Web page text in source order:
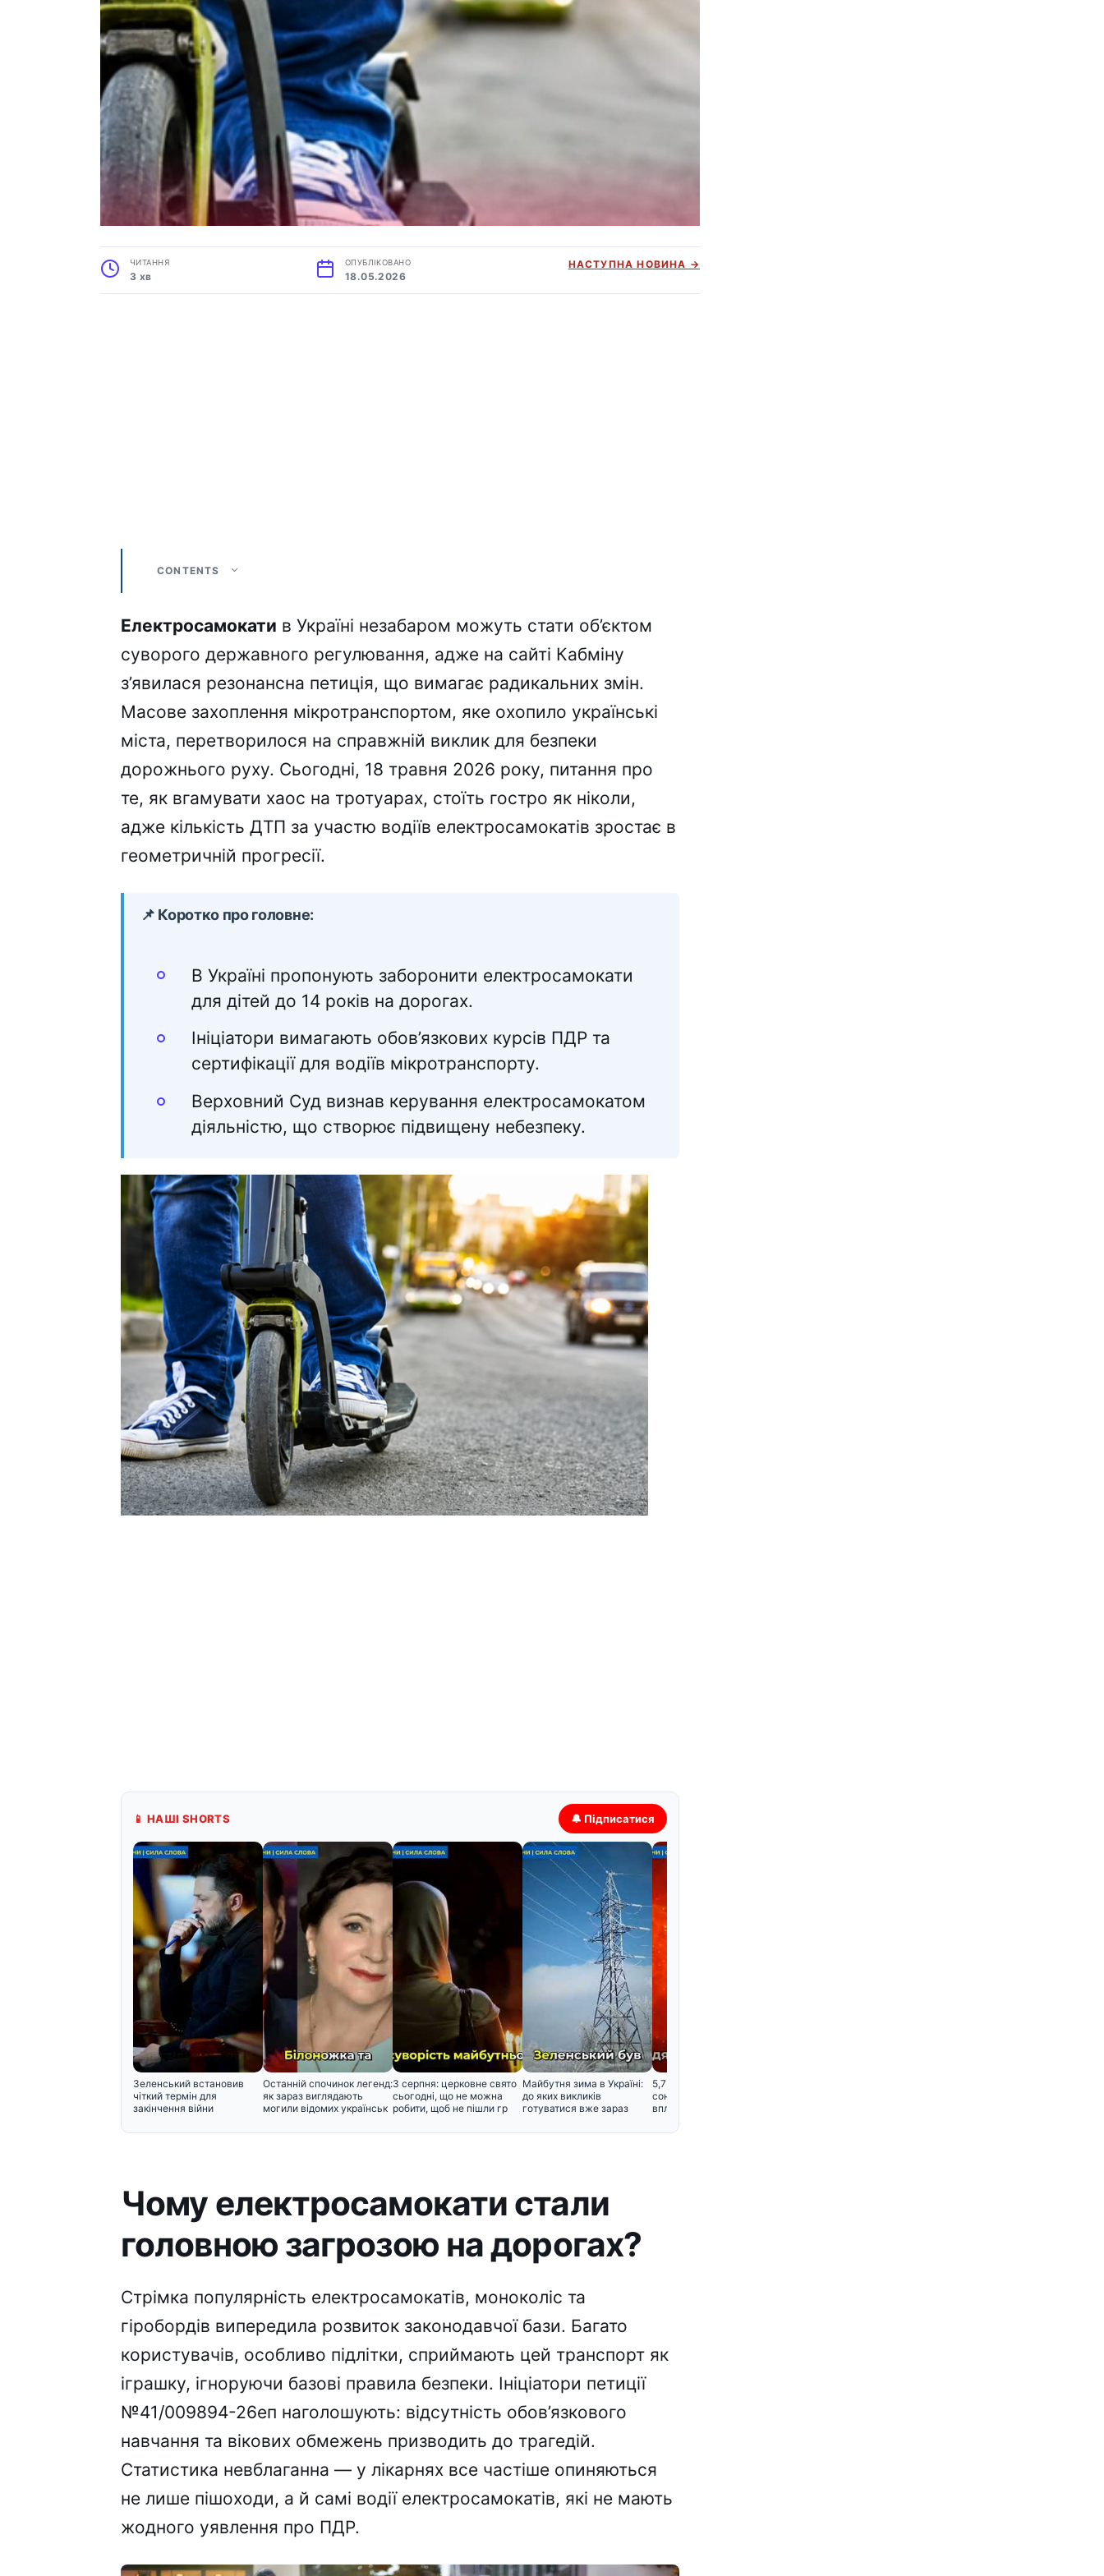
ЧИТАННЯ
3 хв
ОПУБЛІКОВАНО
18.05.2026
НАСТУПНА НОВИНА →
CONTENTS
Електросамокати в Україні незабаром можуть стати об’єктом
суворого державного регулювання, адже на сайті Кабміну
з’явилася резонансна петиція, що вимагає радикальних змін.
Масове захоплення мікротранспортом, яке охопило українські
міста, перетворилося на справжній виклик для безпеки
дорожнього руху. Сьогодні, 18 травня 2026 року, питання про
те, як вгамувати хаос на тротуарах, стоїть гостро як ніколи,
адже кількість ДТП за участю водіїв електросамокатів зростає в
геометричній прогресії.
📌 Коротко про головне:
В Україні пропонують заборонити електросамокати
для дітей до 14 років на дорогах.
Ініціатори вимагають обов’язкових курсів ПДР та
сертифікації для водіїв мікротранспорту.
Верховний Суд визнав керування електросамокатом
діяльністю, що створює підвищену небезпеку.
📱 НАШІ SHORTS 🔔 Підписатися
Зеленський встановив
чіткий термін для
закінчення війни
Останній спочинок легенд:
як зараз виглядають
могили відомих українськ
3 серпня: церковне свято
сьогодні, що не можна
робити, щоб не пішли гр
Майбутня зима в Україні:
до яких викликів
готуватися вже зараз
5,7 балів магнітної бурі: як
сонячна активність
вплине на самопочуття
Чому електросамокати стали
головною загрозою на дорогах?
Стрімка популярність електросамокатів, моноколіс та
гіробордів випередила розвиток законодавчої бази. Багато
користувачів, особливо підлітки, сприймають цей транспорт як
іграшку, ігноруючи базові правила безпеки. Ініціатори петиції
№41/009894-26еп наголошують: відсутність обов’язкового
навчання та вікових обмежень призводить до трагедій.
Статистика невблаганна — у лікарнях все частіше опиняються
не лише пішоходи, а й самі водії електросамокатів, які не мають
жодного уявлення про ПДР.